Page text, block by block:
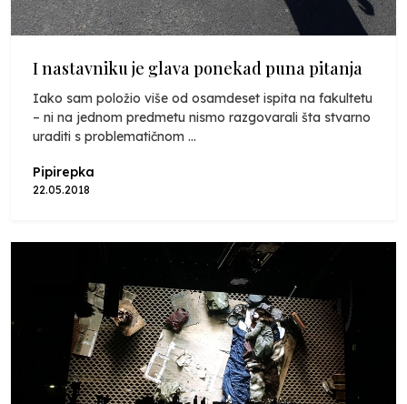
I nastavniku je glava ponekad puna pitanja
Iako sam položio više od osamdeset ispita na fakultetu
– ni na jednom predmetu nismo razgovarali šta stvarno
uraditi s problematičnom ...
Pipirepka
22.05.2018